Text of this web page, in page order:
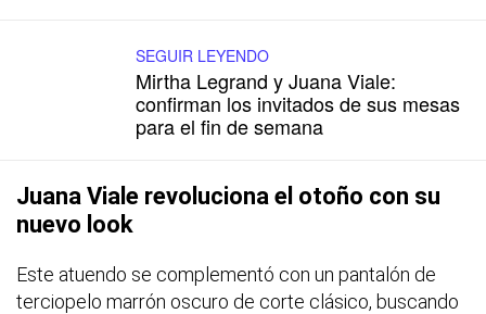
SEGUIR LEYENDO
Mirtha Legrand y Juana Viale:
confirman los invitados de sus mesas
para el fin de semana
Juana Viale revoluciona el otoño con su
nuevo look
Este atuendo se complementó con un pantalón de
terciopelo marrón oscuro de corte clásico, buscando